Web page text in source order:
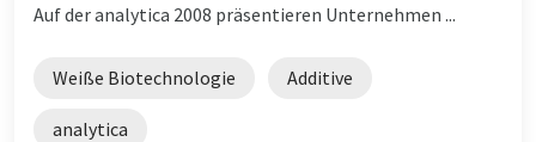
Auf der analytica 2008 präsentieren Unternehmen ...
Weiße Biotechnologie Additive
analytica